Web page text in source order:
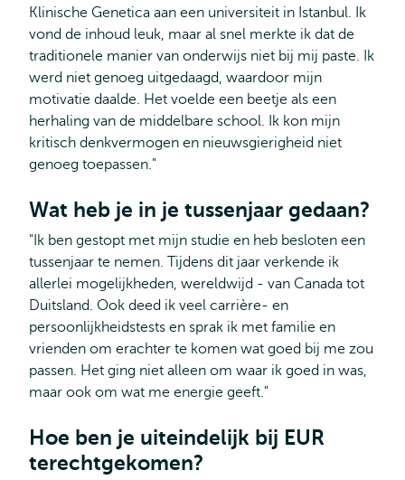
Klinische Genetica aan een universiteit in Istanbul. Ik
vond de inhoud leuk, maar al snel merkte ik dat de
traditionele manier van onderwijs niet bij mij paste. Ik
werd niet genoeg uitgedaagd, waardoor mijn
motivatie daalde. Het voelde een beetje als een
herhaling van de middelbare school. Ik kon mijn
kritisch denkvermogen en nieuwsgierigheid niet
genoeg toepassen."
Wat heb je in je tussenjaar gedaan?
"Ik ben gestopt met mijn studie en heb besloten een
tussenjaar te nemen. Tijdens dit jaar verkende ik
allerlei mogelijkheden, wereldwijd - van Canada tot
Duitsland. Ook deed ik veel carrière- en
persoonlijkheidstests en sprak ik met familie en
vrienden om erachter te komen wat goed bij me zou
passen. Het ging niet alleen om waar ik goed in was,
maar ook om wat me energie geeft."
Hoe ben je uiteindelijk bij EUR
terechtgekomen?